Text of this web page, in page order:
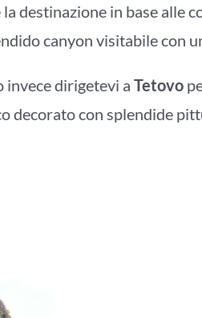
destinazione in base alle
canyon visitabile con
invece dirigetevi a Tetovo
decorato con splendide